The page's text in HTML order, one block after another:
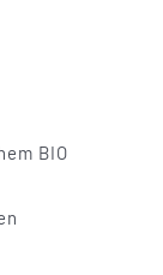
BIO